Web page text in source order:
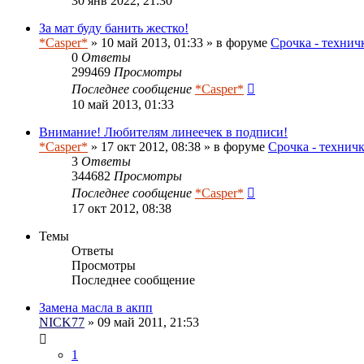
За мат буду банить жестко!
*Casper* » 10 май 2013, 01:33 » в форуме Срочка -
0 Ответы
299469 Просмотры
Последнее сообщение *Casper*
10 май 2013, 01:33
Внимание! Любителям линеечек в подписи!
*Casper* » 17 окт 2012, 08:38 » в форуме Срочка -
3 Ответы
344682 Просмотры
Последнее сообщение *Casper*
17 окт 2012, 08:38
Темы
Ответы
Просмотры
Последнее сообщение
Замена масла в акпп
NICK77 » 09 май 2011, 21:53
1